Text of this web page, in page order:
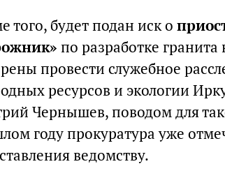
того, будет подан иск о
по разработке
провести служебное
ресурсов и экологии
Чернышев, поводом для
году прокуратура уже
ведомству.